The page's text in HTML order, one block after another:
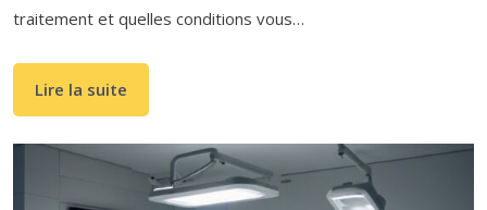
traitement et quelles conditions vous…
Lire la suite